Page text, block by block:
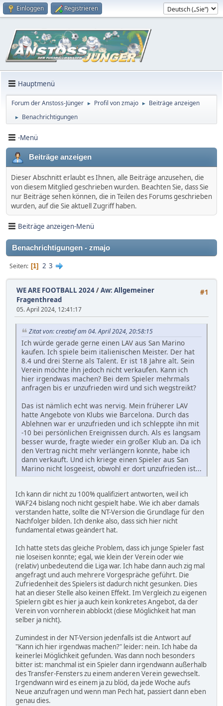
Einloggen Registrieren
Hauptmenü
Forum der Anstoss-Jünger ► Profil von zmajo ► Beiträge anzeigen
► Benachrichtigungen
-Menü
Beiträge anzeigen
Dieser Abschnitt erlaubt es Ihnen, alle Beiträge anzusehen, die
von diesem Mitglied geschrieben wurden. Beachten Sie, dass Sie
nur Beiträge sehen können, die in Teilen des Forums geschrieben
wurden, auf die Sie aktuell Zugriff haben.
Beiträge anzeigen-Menü
Benachrichtigungen - zmajo
Seiten 1 2 3
#1
WE ARE FOOTBALL 2024/Aw: Allgemeiner
Fragenthread
05. April 2024, 12:41:17
Zitat von: creatief am 04. April 2024, 20:58:15
Ich würde gerade gerne einen LAV aus San Marino
kaufen. Ich spiele beim italienischen Meister. Der hat
8.4 und drei Sterne als Talent. Er ist 18 Jahre alt. Sein
Verein möchte ihn jedoch nicht verkaufen. Kann ich
hier irgendwas machen? Bei dem Spieler mehrmals
anfragen bis er unzufrieden wird und sich wegstreikt?
Das ist nämlich echt was nervig. Mein früherer LAV
hatte Angebote von Klubs wie Barcelona. Durch das
Ablehnen war er unzufrieden und ich schleppte ihn mit
-10 bei persönlichen Ereignissen durch. Als es langsam
besser wurde, fragte wieder ein großer Klub an. Da ich
den Vertrag nicht mehr verlängern konnte, habe ich
dann verkauft. Und ich kriege einen Spieler aus San
Marino nicht losgeeist, obwohl er dort unzufrieden ist...
Ich kann dir nicht zu 100% qualifiziert antworten, weil ich
WAF24 bislang noch nicht gespielt habe. Wie ich aber damals
verstanden hatte, sollte die NT-Version die Grundlage für den
Nachfolger bilden. Ich denke also, dass sich hier nicht
fundamental etwas geändert hat.
Ich hatte stets das gleiche Problem, dass ich junge Spieler fast
nie loseisen konnte; egal, wie klein der Verein oder wie
(relativ) unbedeutend die Liga war. Ich habe dann auch zig mal
angefragt und auch mehrere Vorgespräche geführt. Die
Zufriedenheit des Spielers ist dadurch nicht gesunken. Dies
hat an dieser Stelle also keinen Effekt. Im Vergleich zu eigenen
Spielern gibt es hier ja auch kein konkretes Angebot, da der
Verein von vornherein abblockt (diese Möglichkeit hat man
selber ja nicht).
Zumindest in der NT-Version jedenfalls ist die Antwort auf
"Kann ich hier irgendwas machen?" leider: nein. Ich habe da
keinerlei Möglichkeit gefunden. Was dann noch besonders
bitter ist: manchmal ist ein Spieler dann irgendwann außerhalb
des Transfer-Fensters zu einem anderen Verein gewechselt.
Irgendwann wird es einem ja zu blöd, da jede Woche aufs
Neue anzufragen und wenn man Pech hat, passiert dann eben
genau dies.